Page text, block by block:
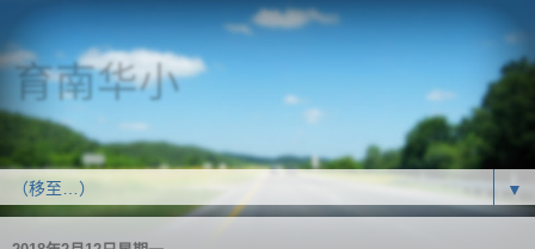
育南华小
SJK(C) Yoke Nam
▼